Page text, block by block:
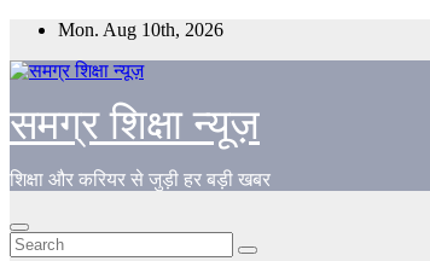
Skip
content
Mon. Aug 10th, 2026
समग्र शिक्षा न्यूज़
शिक्षा और करियर से जुड़ी हर बड़ी खबर